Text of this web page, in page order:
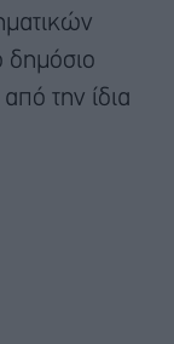
την ίδια